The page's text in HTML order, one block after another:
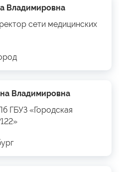
Владимировна
сети медицинских
Владимировна
ГБУЗ «Городская